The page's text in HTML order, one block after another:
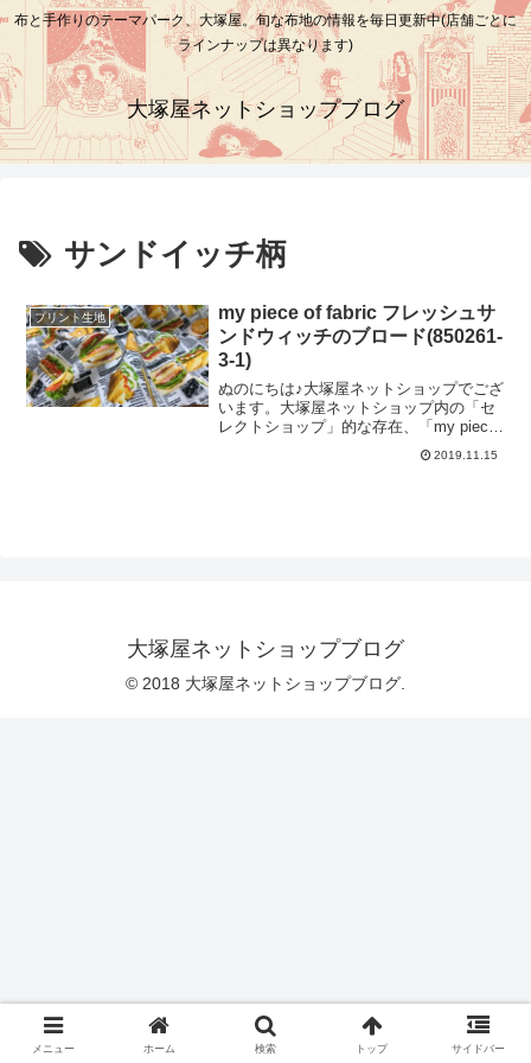
布と手作りのテーマパーク、大塚屋。旬な布地の情報を毎日更新中(店舗ごとに
ラインナップは異なります)
大塚屋ネットショップブログ
サンドイッチ柄
プリント生地
my piece of fabric フレッシュサ
ンドウィッチのブロード(850261-
3-1)
ぬのにちは♪大塚屋ネットショップでござ
います。大塚屋ネットショップ内の「セ
レクトショップ」的な存在、「my piece
of fabric」。これまでのブログでもさまざ
まなアイテムをご紹介しています。
などが、きれいに並べられているような
柄でございます。画像を拡大してみまし
た
2019.11.15
大塚屋ネットショップブログ
© 2018 大塚屋ネットショップブログ.
メニュー ホーム 検索 トップ サイドバー